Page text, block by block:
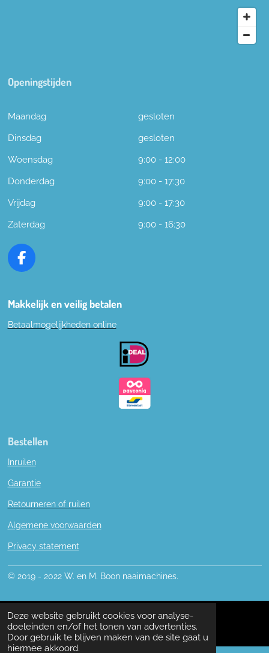
Deze website gebruikt cookies voor analyse-
doeleinden en/of het tonen van advertenties.
Door gebruik te blijven maken van de site gaat u
hiermee akkoord.
Openingstijden
Maandag
gesloten
Dinsdag
gesloten
Woensdag
9:00 - 12:00
Donderdag
9:00 - 17:30
Vrijdag
9:00 - 17:30
Zaterdag
9:00 - 16:30
F
e
o
Makkelijk en veilig betalen
Betaalmogelijkheden online
Bestellen
Inruilen
Garantie
Retourneren of ruilen
Algemene voorwaarden
Privacy statement
© 2019 - 2022 W. en M. Boon naaimachines.